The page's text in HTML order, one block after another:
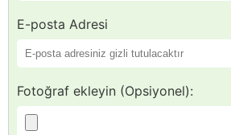
E-posta Adresi
Fotoğraf ekleyin (Opsiyonel):